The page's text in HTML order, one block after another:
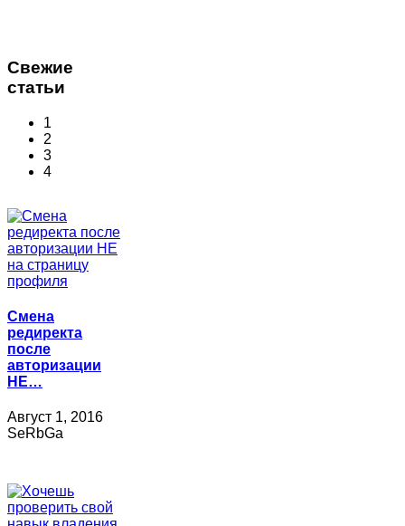
Свежие
статьи
1
2
3
4
Смена
редиректа
после
авторизации
НЕ…
Август 1, 2016
SeRbGa